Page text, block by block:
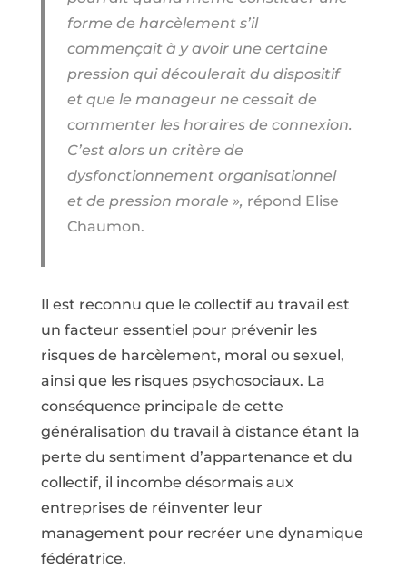
forme de harcèlement s’il
commençait à y avoir une certaine
pression qui découlerait du dispositif
et que le manageur ne cessait de
commenter les horaires de connexion.
C’est alors un critère de
dysfonctionnement organisationnel
et de pression morale », répond Elise
Chaumon.
Il est reconnu que le collectif au travail est
un facteur essentiel pour prévenir les
risques de harcèlement, moral ou sexuel,
ainsi que les risques psychosociaux. La
conséquence principale de cette
généralisation du travail à distance étant la
perte du sentiment d’appartenance et du
collectif, il incombe désormais aux
entreprises de réinventer leur
management pour recréer une dynamique
fédératrice.